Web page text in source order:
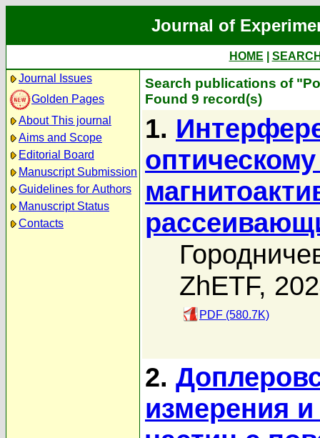
Journal of
HOME
Journal Issues
Golden Pages
About This journal
Aims and Scope
Editorial Board
Manuscript Submission
Guidelines for Authors
Manuscript Status
Contacts
Search publications of
Found 9 record(s)
1.
ZhETF,
PDF (580.7K)
2.
измерения